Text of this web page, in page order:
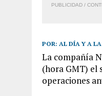
PUBLICIDAD /
POR: AL DÍA Y A
La compañía
(hora GMT) el
operaciones